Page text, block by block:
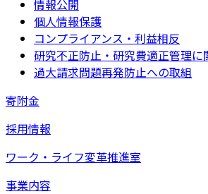
情報公開
個人情報保護
コンプライアンス・利益相反
研究不正防止・研究費適正管理に
過大請求問題再発防止への取組
寄附金
採用情報
ワーク・ライフ変革推進室
事業内容